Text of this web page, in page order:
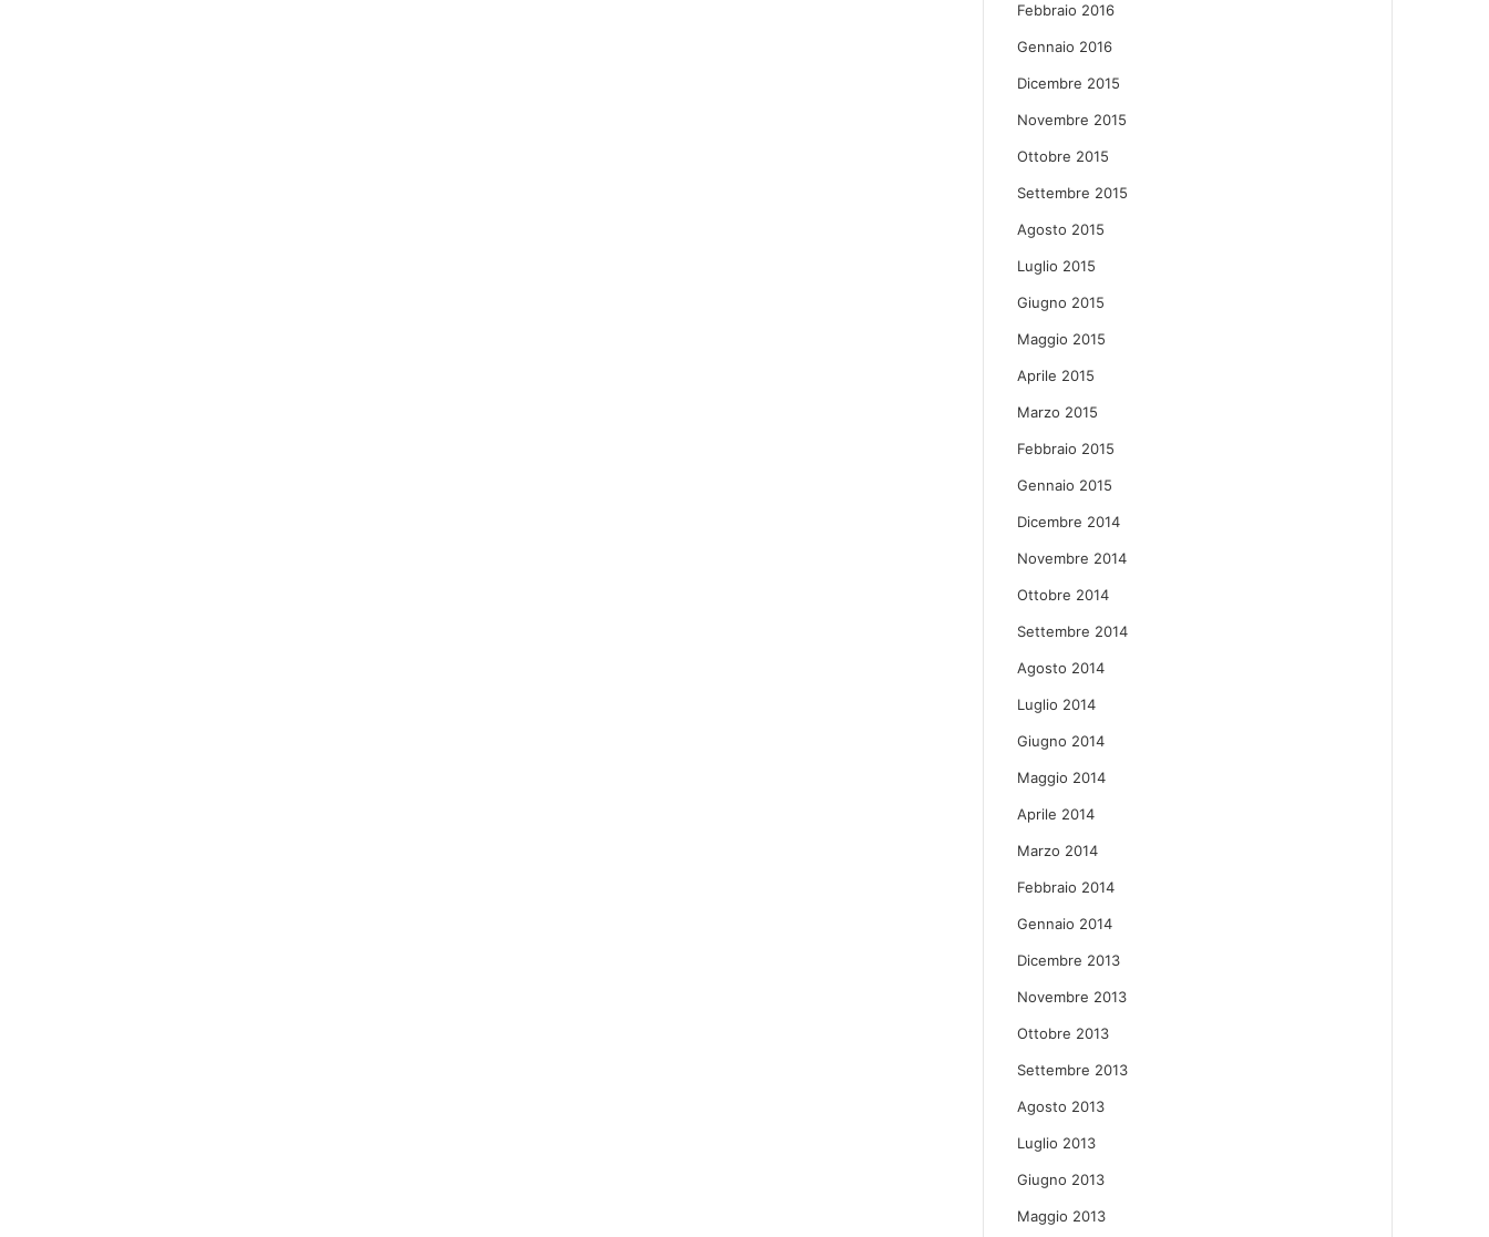
Febbraio 2016
Gennaio 2016
Dicembre 2015
Novembre 2015
Ottobre 2015
Settembre 2015
Agosto 2015
Luglio 2015
Giugno 2015
Maggio 2015
Aprile 2015
Marzo 2015
Febbraio 2015
Gennaio 2015
Dicembre 2014
Novembre 2014
Ottobre 2014
Settembre 2014
Agosto 2014
Luglio 2014
Giugno 2014
Maggio 2014
Aprile 2014
Marzo 2014
Febbraio 2014
Gennaio 2014
Dicembre 2013
Novembre 2013
Ottobre 2013
Settembre 2013
Agosto 2013
Luglio 2013
Giugno 2013
Maggio 2013